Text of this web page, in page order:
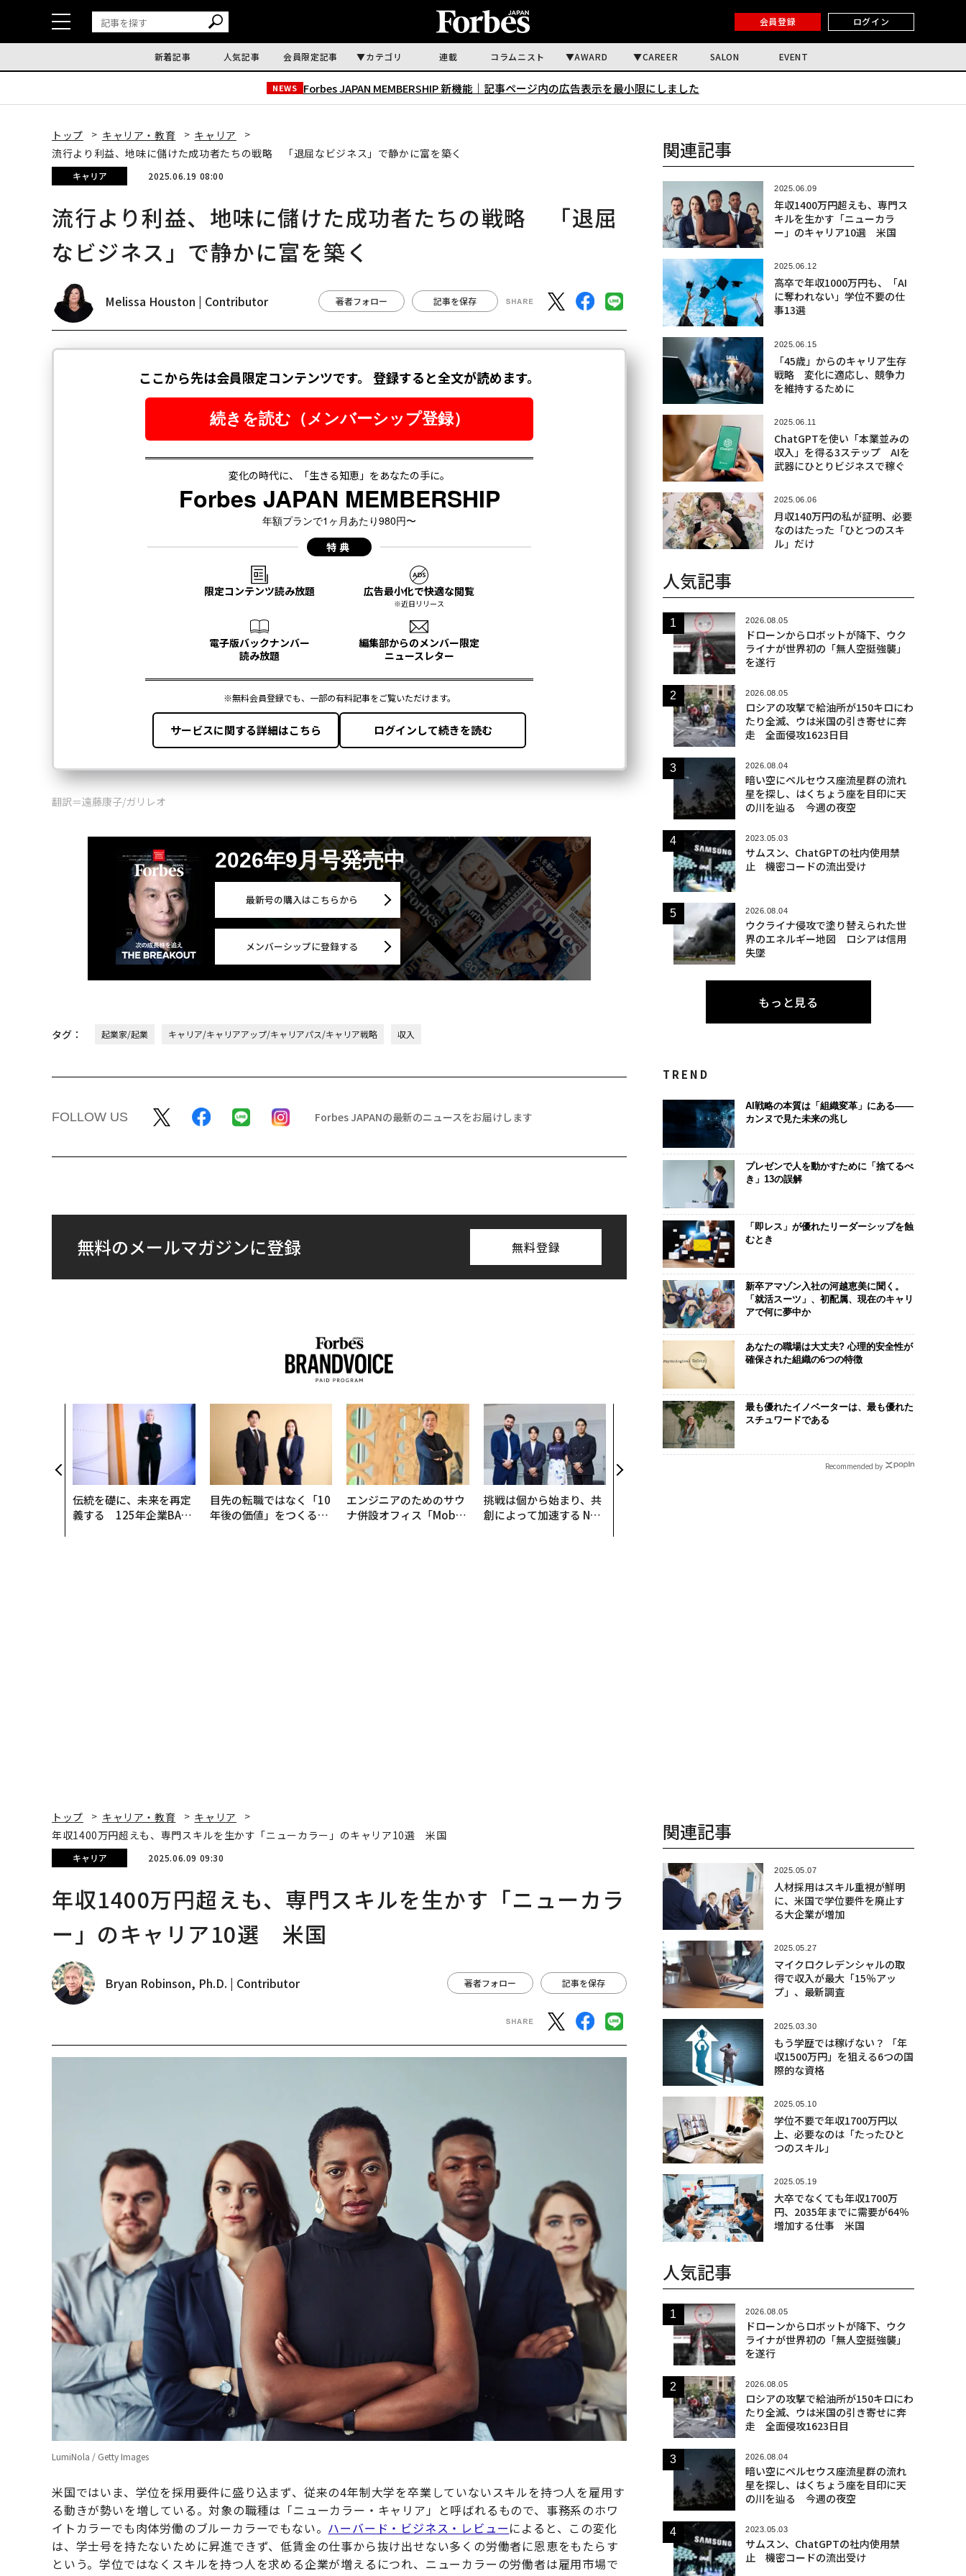
会員登録 ログイン
新着記事 人気記事 会員限定記事 カテゴリ 連載 コラムニスト AWARD CAREER SALON EVENT
NEWS Forbes JAPAN MEMBERSHIP 新機能｜ 記事ページ内の広告表示を最小限にしました
トップ キャリア・教育
キャリア
流行より利益、地味に儲けた成功者たちの戦略 「退屈なビジネス」で静かに富を築く
キャリア 2025.06.19 08:00
流行より利益、地味に儲けた成功者たちの戦略 「退屈
なビジネス」で静かに富を築く
Melissa Houston | Contributor 著者フォロー 記事を保存
翻訳＝遠藤康子/ガリレオ
2026年9月号発売中
最新号の購入はこちらから
メンバーシップに登録する
タグ： 起業家/起業 キャリア/キャリアアップ/キャリアパス/キャリア戦略 収入
FOLLOW US Forbes JAPANの最新のニュースをお届けします
無料のメールマガジンに登録 無料登録
伝統を礎に、未来を再定
義する 125年企業BAT
目先の転職ではなく「10
年後の価値」をつくる─
エンジニアのためのサウ
ナ併設オフィス「Mobiu
挑戦は個から始まり、共
創によって加速する NOR
内製化こそ、コンサルテ
ィングの本質だ レバレ
ジーズが実践する、次世
代ファームの全貌
「誠実さ」は競争力にな
（前編）
関連記事
2025.06.09
年収1400万円超えも、専門ス
キルを生かす「ニューカラ
ー」のキャリア10選 米国
2025.06.12
高卒で年収1000万円も、「AI
に奪われない」学位不要の仕
事13選
2025.06.15
「45歳」からのキャリア生存
戦略 変化に適応し、競争力
を維持するために
2025.06.11
ChatGPTを使い「本業並みの
収入」を得る3ステップ AIを
武器にひとりビジネスで稼ぐ
2025.06.06
月収140万円の私が証明、必要
なのはたった「ひとつのスキ
ル」だけ
人気記事
2026.08.05
ドローンからロボットが降下、ウク
ライナが世界初の「無人空挺強襲」
を遂行
2026.08.05
ロシアの攻撃で給油所が150キロにわ
たり全滅、ウは米国の引き寄せに奔
走 全面侵攻1623日目
2026.08.04
暗い空にペルセウス座流星群の流れ
星を探し、はくちょう座を目印に天
の川を辿る 今週の夜空
2023.05.03
サムスン、ChatGPTの社内使用禁
止 機密コードの流出受け
2026.08.04
ウクライナ侵攻で塗り替えられた世
界のエネルギー地図 ロシアは信用
失墜
もっと見る
TREND
AI戦略の本質は「組織変革」にある――
カンヌで見た未来の兆し
プレゼンで人を動かすために「捨てるべ
き」13の誤解
「即レス」が優れたリーダーシップを蝕
むとき
新卒アマゾン入社の河越恵美に聞く。
「就活スーツ」、初配属、現在のキャリ
アで何に夢中か
あなたの職場は大丈夫? 心理的安全性が
確保された組織の6つの特徴
最も優れたイノベーターは、最も優れた
スチュワードである
Recommended by
トップ キャリア・教育
キャリア
年収1400万円超えも、専門スキルを生かす「ニューカラー」のキャリア10選 米国
キャリア 2025.06.09 09:30
年収1400万円超えも、専門スキルを生かす「ニューカラ
ー」のキャリア10選 米国
Bryan Robinson, Ph.D. | Contributor 著者フォロー 記事を保存
LumiNola / Getty Images
米国ではいま、学位を採用要件に盛り込まず、従来の4年制大学を卒業していないスキルを持つ人を雇用す
る動きが勢いを増している。対象の職種は「ニューカラー・キャリア」と呼ばれるもので、事務系のホワ
イトカラーでも肉体労働のブルーカラーでもない。 ハーバード・ビジネス・レビューによると、この変化
は、学士号を持たないために昇進できず、低賃金の仕事から抜け出せない多くの労働者に恩恵をもたらす
という。学位ではなくスキルを持つ人を求める企業が増えるにつれ、ニューカラーの労働者は雇用市場で
関連記事
2025.05.07
人材採用はスキル重視が鮮明
に、米国で学位要件を廃止す
る大企業が増加
2025.05.27
マイクロクレデンシャルの取
得で収入が最大「15％アッ
プ」、最新調査
2025.03.30
もう学歴では稼げない？ 「年
収1500万円」を狙える6つの国
際的な資格
2025.05.10
学位不要で年収1700万円以
上、必要なのは「たったひと
つのスキル」
2025.05.19
大卒でなくても年収1700万
円、2035年までに需要が64％
増加する仕事 米国
人気記事
2026.08.05
ドローンからロボットが降下、ウク
ライナが世界初の「無人空挺強襲」
を遂行
2026.08.05
ロシアの攻撃で給油所が150キロにわ
たり全滅、ウは米国の引き寄せに奔
走 全面侵攻1623日目
2026.08.04
暗い空にペルセウス座流星群の流れ
星を探し、はくちょう座を目印に天
の川を辿る 今週の夜空
2023.05.03
サムスン、ChatGPTの社内使用禁
止 機密コードの流出受け